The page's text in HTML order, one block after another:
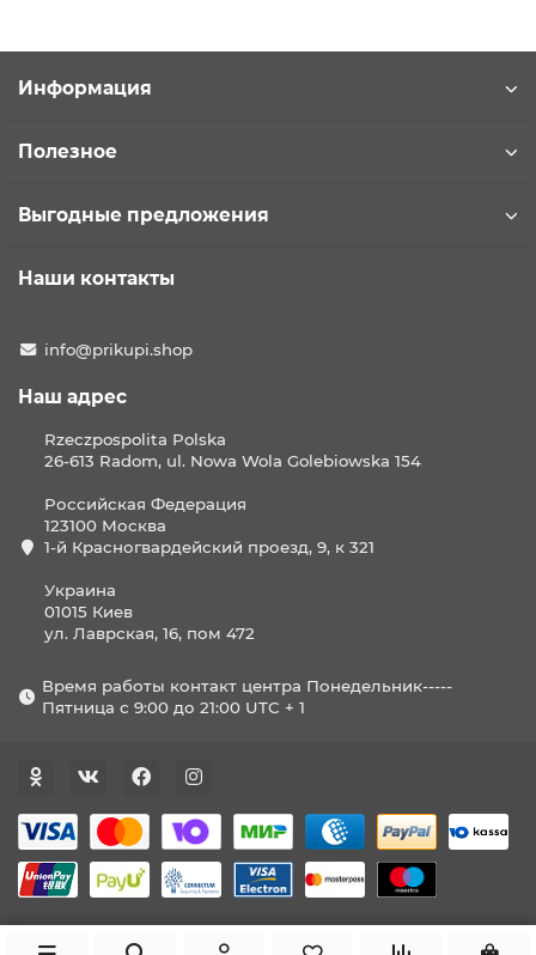
Информация
Полезное
Выгодные предложения
Наши контакты
info@prikupi.shop
Наш адрес
Rzeczpospolita Polska
26-613 Radom, ul. Nowa Wola Golebiowska 154
Российская Федерация
123100 Москва
1-й Красногвардейский проезд, 9, к 321
Украина
01015 Киев
ул. Лаврская, 16, пом 472
Время работы контакт центра Понедельник-----
Пятница с 9:00 до 21:00 UTC + 1